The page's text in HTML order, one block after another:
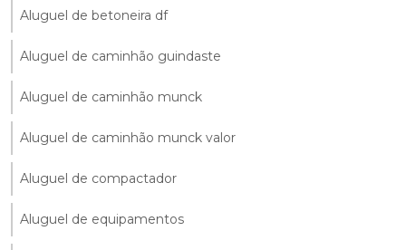
Aluguel de betoneira df
Aluguel de caminhão guindaste
Aluguel de caminhão munck
Aluguel de caminhão munck valor
Aluguel de compactador
Aluguel de equipamentos